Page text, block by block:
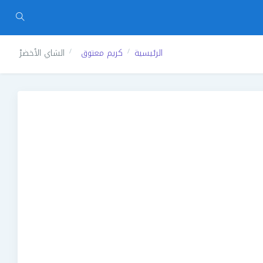
الرئيسية كريم معتوق الشاي الأخضرْ